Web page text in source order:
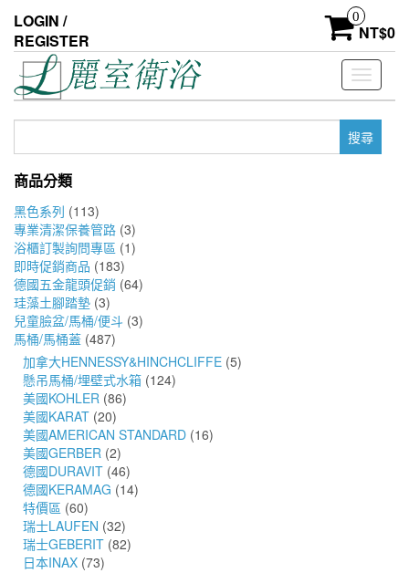
the
content
LOGIN /
REGISTER
0
NT$0
Toggle
鍵
商品分類
黑色系列 (113)
專業清潔保養管路 (3)
浴櫃訂製詢問專區 (1)
即時促銷商品 (183)
德國五金龍頭促銷 (64)
珪藻土腳踏墊 (3)
兒童臉盆/馬桶/便斗 (3)
馬桶/馬桶蓋 (487)
加拿大HENNESSY&HINCHCLIFFE (5)
懸吊馬桶/埋壁式水箱 (124)
美國KOHLER (86)
美國KARAT (20)
美國AMERICAN STANDARD (16)
美國GERBER (2)
德國DURAVIT (46)
德國KERAMAG (14)
特價區 (60)
瑞士LAUFEN (32)
瑞士GEBERIT (82)
日本INAX (73)